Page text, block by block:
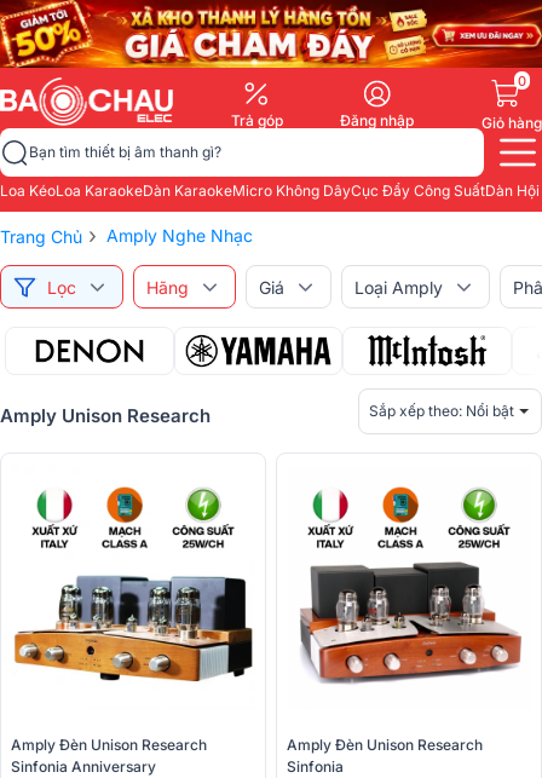
Trả góp Đăng nhập
0
Giỏ hàng
Bạn tìm thiết bị âm thanh gì?
Loa KéoLoa KaraokeDàn KaraokeMicro Không DâyCục Đẩy Công SuấtDàn
Trang Chủ › Amply Nghe Nhạc
Lọc Hãng Giá Loại Amply
Amply Unison Research Sắp xếp theo: Nổi bật
Amply Đèn Unison Research
Sinfonia Anniversary
Amply Đèn Unison Research
Sinfonia